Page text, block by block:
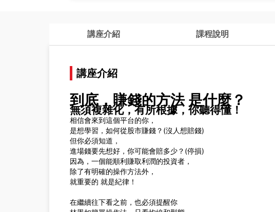
講座介紹 課程說明
講座介紹
到底，賺錢的方法 是什麼？
無須複雜化，有所根據，你聽得懂！
相信會來到這個平台的你，
是想學習，如何從股市賺錢？(沒人想賠錢)
但你必須知道，
進場錢要先想好，你可能會賠多少？(停損)
因為，一個能順利賺取利潤的投資者，
除了有明確的操作方法外，
就重要的 就是紀律！
在繼續往下看之前，也必須提醒你